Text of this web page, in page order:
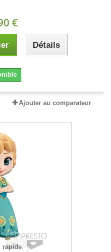
€
Détails
Ajouter au comparateur
rapide